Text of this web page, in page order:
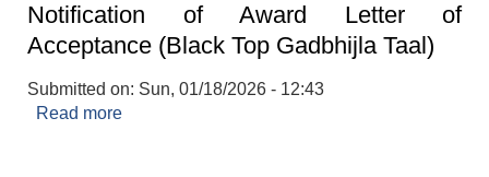
Notification of Award Letter of
Acceptance (Black Top Gadbhijla Taal)
Submitted on: Sun, 01/18/2026 - 12:43
Read more